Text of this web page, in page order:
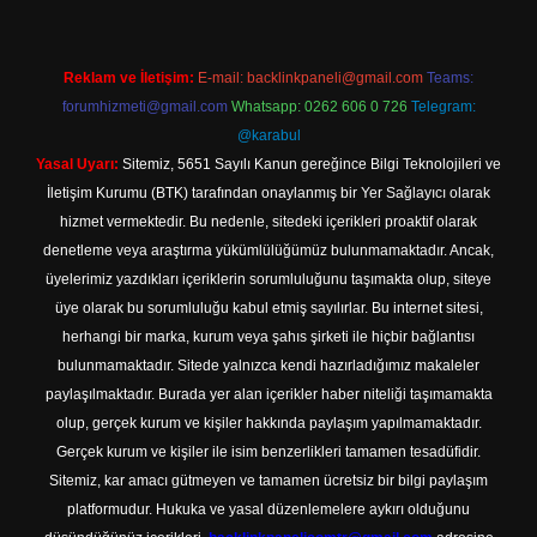
Reklam ve İletişim: E-mail: backlinkpaneli@gmail.com Teams:
forumhizmeti@gmail.com Whatsapp: 0262 606 0 726 Telegram:
@karabul
Yasal Uyarı: Sitemiz, 5651 Sayılı Kanun gereğince Bilgi Teknolojileri ve
İletişim Kurumu (BTK) tarafından onaylanmış bir Yer Sağlayıcı olarak
hizmet vermektedir. Bu nedenle, sitedeki içerikleri proaktif olarak
denetleme veya araştırma yükümlülüğümüz bulunmamaktadır. Ancak,
üyelerimiz yazdıkları içeriklerin sorumluluğunu taşımakta olup, siteye
üye olarak bu sorumluluğu kabul etmiş sayılırlar. Bu internet sitesi,
herhangi bir marka, kurum veya şahıs şirketi ile hiçbir bağlantısı
bulunmamaktadır. Sitede yalnızca kendi hazırladığımız makaleler
paylaşılmaktadır. Burada yer alan içerikler haber niteliği taşımamakta
olup, gerçek kurum ve kişiler hakkında paylaşım yapılmamaktadır.
Gerçek kurum ve kişiler ile isim benzerlikleri tamamen tesadüfidir.
Sitemiz, kar amacı gütmeyen ve tamamen ücretsiz bir bilgi paylaşım
platformudur. Hukuka ve yasal düzenlemelere aykırı olduğunu